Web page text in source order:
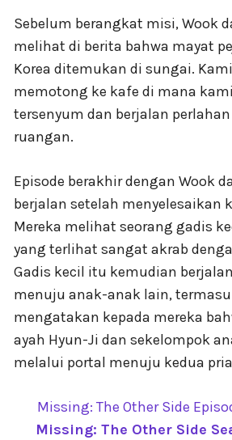
Sebelum berangkat misi, Wook
melihat di berita bahwa mayat
Korea ditemukan di sungai.
memotong ke kafe di mana
tersenyum dan berjalan
ruangan.
Episode berakhir dengan Wook
berjalan setelah menyelesaikan
Mereka melihat seorang gadis
yang terlihat sangat akrab
Gadis kecil itu kemudian
menuju anak-anak lain,
mengatakan kepada mereka
ayah Hyun-Ji dan sekelompok
melalui portal menuju kedua
Missing: The Other Side
Missing: The Other Side